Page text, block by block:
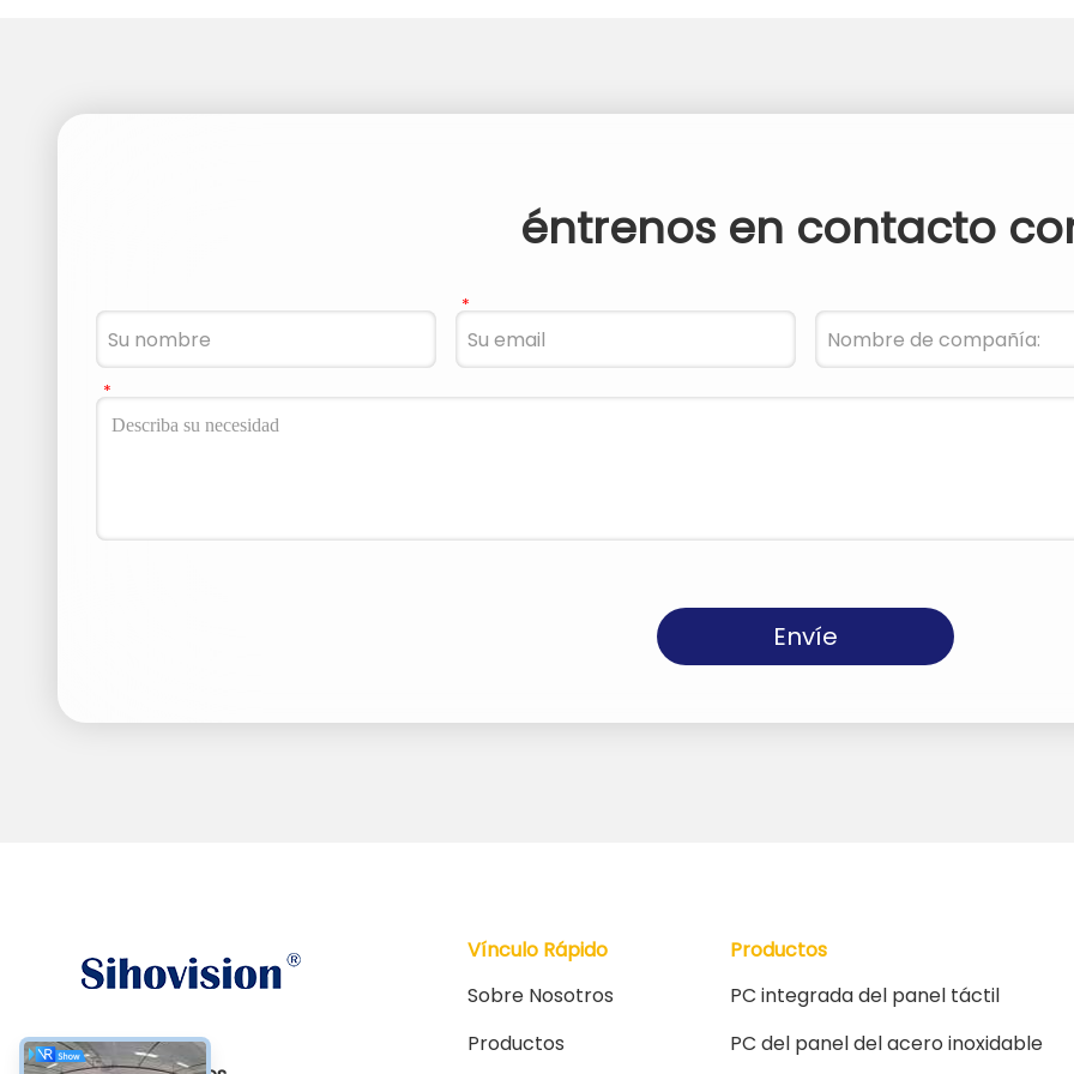
éntrenos en contacto
Envíe
Vínculo Rápido
Sobre Nosotros
Productos
Productos
PC integrada del panel táctil
PC del panel del acero inoxidable